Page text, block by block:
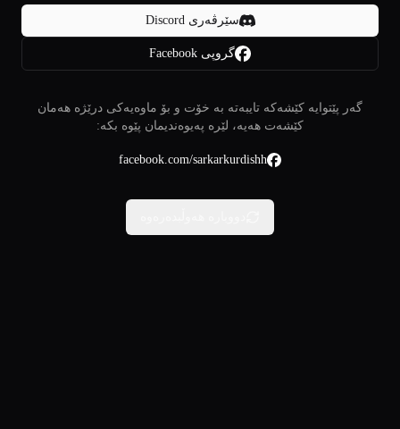
سێرڤەری Discord
گروپی Facebook
گەر پێتوایە کێشەکە تایبەتە بە خۆت و بۆ ماوەیەکی درێژە هەمان
کێشەت هەیە، لێرە پەیوەندیمان پێوە بکە:
facebook.com/sarkarkurdishh